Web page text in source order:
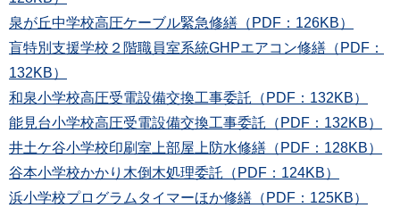
泉が丘中学校高圧ケーブル緊急修繕（PDF：126KB）
盲特別支援学校２階職員室系統GHPエアコン修繕（PDF：
132KB）
和泉小学校高圧受電設備交換工事委託（PDF：132KB）
能見台小学校高圧受電設備交換工事委託（PDF：132KB）
井土ケ谷小学校印刷室上部屋上防水修繕（PDF：128KB）
谷本小学校かかり木倒木処理委託（PDF：124KB）
浜小学校プログラムタイマーほか修繕（PDF：125KB）